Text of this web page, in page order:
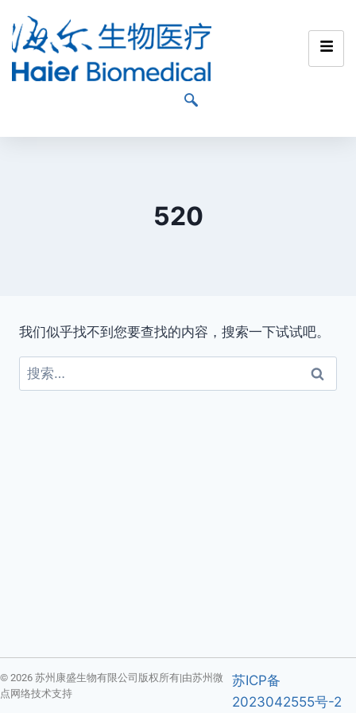
520
我们似乎找不到您要查找的内容，搜索一下试试吧。
© 2026 苏州康盛生物有限公司版权所有|由苏州微
点网络技术支持
苏ICP备
2023042555号-2